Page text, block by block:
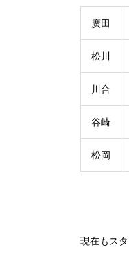
廣田
松川
川合
谷崎
松岡
現在もス